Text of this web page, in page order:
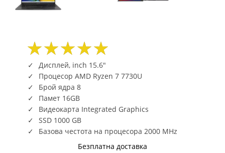
Дисплей, inch 15.6"
Процесор AMD Ryzen 7 7730U
Брой ядра 8
Памет 16GB
Видеокарта Integrated Graphics
SSD 1000 GB
Базова честота на процесора 2000 MHz
Безплатна доставка